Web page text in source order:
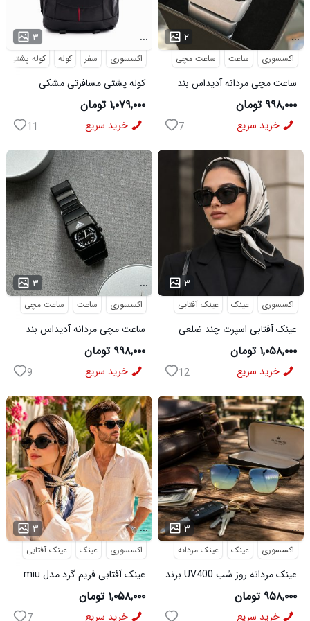
۳ ...
اکسسوری سفر کوله کوله پشتی
کوله پشتی مسافرتی مشکی
Buffalo مدل 50690
۱,۰۷۹,۰۰۰ تومان
خرید سریع 11
۲ ...
اکسسوری ساعت ساعت مچی
ساعت مچی مردانه آدیداس بند
استیل فنری لوکس نقره ای
۹۹۸,۰۰۰ تومان
خرید سریع 7
۳ ...
اکسسوری ساعت ساعت مچی
ساعت مچی مردانه آدیداس بند
استیل فنری لوکس مشکی
۹۹۸,۰۰۰ تومان
خرید سریع 9
۳
اکسسوری عینک عینک آفتابی
عینک آفتابی اسپرت چند ضلعی
مدل Dior
۱,۰۵۸,۰۰۰ تومان
خرید سریع 12
۳ ...
اکسسوری عینک عینک آفتابی
عینک آفتابی فریم گرد مدل miu
miu
۱,۰۵۸,۰۰۰ تومان
خرید سریع
۳ ...
اکسسوری عینک عینک مردانه
عینک مردانه روز شب UV400 برند
میباخ
۹۵۸,۰۰۰ تومان
خرید سریع